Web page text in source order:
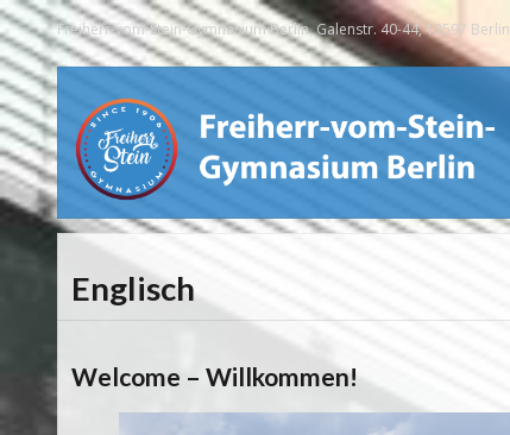
Freiherr-vom-Stein-Gymnasium Berlin, Galenstr. 40-44, 13597 Berlin
Englisch
Welcome – Willkommen!